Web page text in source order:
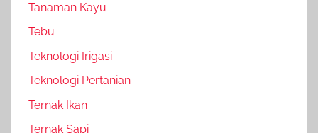
Tanaman Kayu
Tebu
Teknologi Irigasi
Teknologi Pertanian
Ternak Ikan
Ternak Sapi